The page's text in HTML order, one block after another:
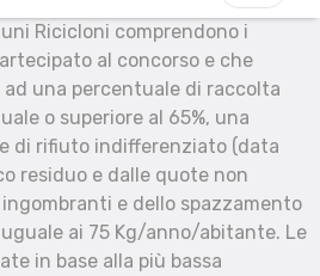
Ricicloni comprendono i
al concorso e che
una percentuale di raccolta
o superiore al 65%, una
di rifiuto indifferenziato (data
residuo e dalle quote non
e dello spazzamento
ai 75 Kg/anno/abitante. Le
in base alla più bassa